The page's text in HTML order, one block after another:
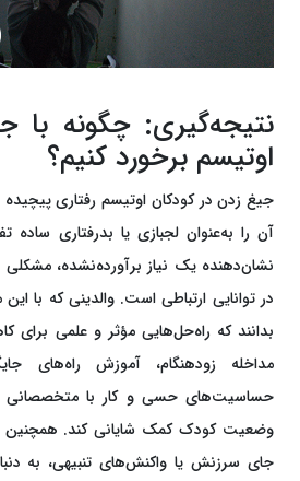
نتیجه‌گیری: چگونه
اوتیسم برخورد کنیم؟
جیغ زدن در کودکان اوتیسم رفتاری
آن را به‌عنوان لجبازی یا بدرفتاری ساده
نشان‌دهنده یک نیاز برآورده‌نشده،
در توانایی ارتباطی است. والدینی که با
بدانند که راه‌حل‌هایی مؤثر و علمی برای
مداخله زودهنگام، آموزش راه‌های
حساسیت‌های حسی و کار با متخصصانی
وضعیت کودک کمک شایانی کند. همچنین
جای سرزنش یا واکنش‌های تنبیهی، به